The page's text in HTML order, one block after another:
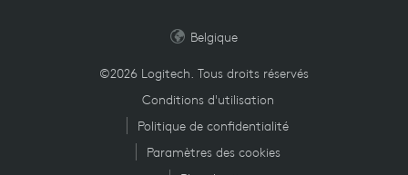
©2026 Logitech. Tous droits réservés
Conditions d'utilisation
Politique de confidentialité
Paramètres des cookies
Belgique